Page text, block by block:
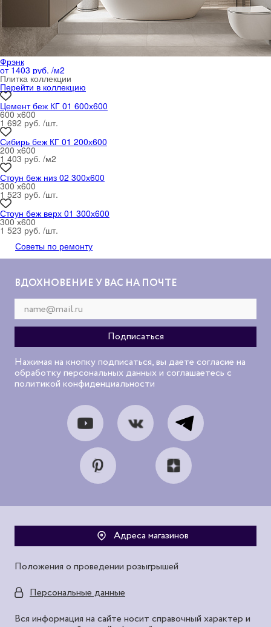
Фрэнк
от 1403 руб. /м2
Плитка коллекции
Перейти в коллекцию
Цемент беж КГ 01 600х600
600 х600
1 692 руб. /шт.
Сибирь беж КГ 01 200х600
200 х600
1 403 руб. /м2
Стоун беж низ 02 300х600
300 х600
1 523 руб. /шт.
Стоун беж верх 01 300х600
300 х600
1 523 руб. /шт.
Советы по ремонту
ВДОХНОВЕНИЕ У ВАС НА ПОЧТЕ
Нажимая на кнопку подписаться, вы даете согласие на
обработку персональных данных и соглашаетесь с
политикой конфиденциальности
Адреса магазинов
Положения о проведении розыгрышей
Персональные данные
Вся информация на сайте носит справочный характер и